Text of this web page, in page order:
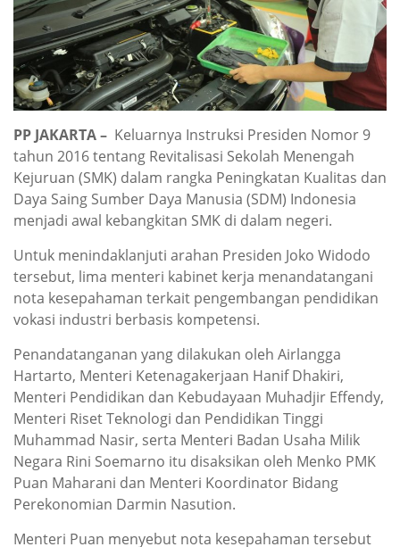
PP JAKARTA – Keluarnya Instruksi Presiden Nomor 9
tahun 2016 tentang Revitalisasi Sekolah Menengah
Kejuruan (SMK) dalam rangka Peningkatan Kualitas dan
Daya Saing Sumber Daya Manusia (SDM) Indonesia
menjadi awal kebangkitan SMK di dalam negeri.
Untuk menindaklanjuti arahan Presiden Joko Widodo
tersebut, lima menteri kabinet kerja menandatangani
nota kesepahaman terkait pengembangan pendidikan
vokasi industri berbasis kompetensi.
Penandatanganan yang dilakukan oleh Airlangga
Hartarto, Menteri Ketenagakerjaan Hanif Dhakiri,
Menteri Pendidikan dan Kebudayaan Muhadjir Effendy,
Menteri Riset Teknologi dan Pendidikan Tinggi
Muhammad Nasir, serta Menteri Badan Usaha Milik
Negara Rini Soemarno itu disaksikan oleh Menko PMK
Puan Maharani dan Menteri Koordinator Bidang
Perekonomian Darmin Nasution.
Menteri Puan menyebut nota kesepahaman tersebut